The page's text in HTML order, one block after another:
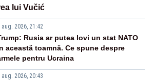
lui Vučić
aug. 2026, 21:42
Rusia ar putea lovi un stat NATO
această toamnă. Ce spune despre
pentru Ucraina
aug. 2026, 20:43